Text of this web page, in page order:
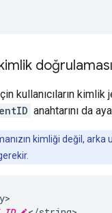
kullanıcıların kimlik
anahtarını da
kimliği değil,